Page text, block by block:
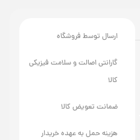
ارسال توسط فروشگاه
گارانتی اصالت و سلامت فیزیکی
کالا
ضمانت تعویض کالا
هزینه حمل به عهده خریدار